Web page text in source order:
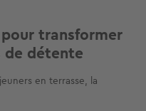
transformer
de détente
en terrasse, la